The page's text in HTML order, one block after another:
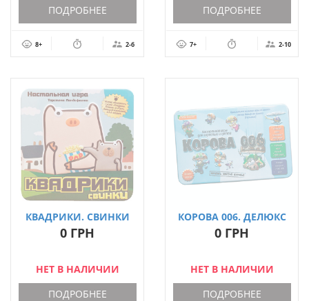
ПОДРОБНЕЕ
8+ 2-6
ПОДРОБНЕЕ
7+ 2-10
КВАДРИКИ. СВИНКИ
0 ГРН
НЕТ В НАЛИЧИИ
ПОДРОБНЕЕ
КОРОВА 006. ДЕЛЮКС
0 ГРН
НЕТ В НАЛИЧИИ
ПОДРОБНЕЕ